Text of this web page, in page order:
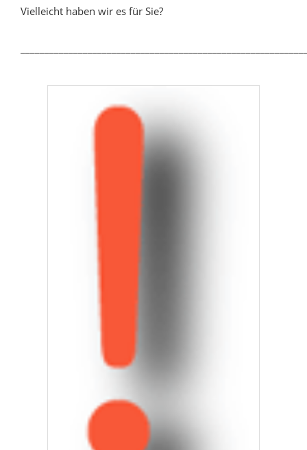
Vielleicht haben wir es für Sie?